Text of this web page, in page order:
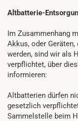
Altbatterie-
Im Zusammenhang
Akkus, oder
werden, sind wir als
verpflichtet, über
informieren:
Altbatterien dürfen
gesetzlich
Sammelstelle beim